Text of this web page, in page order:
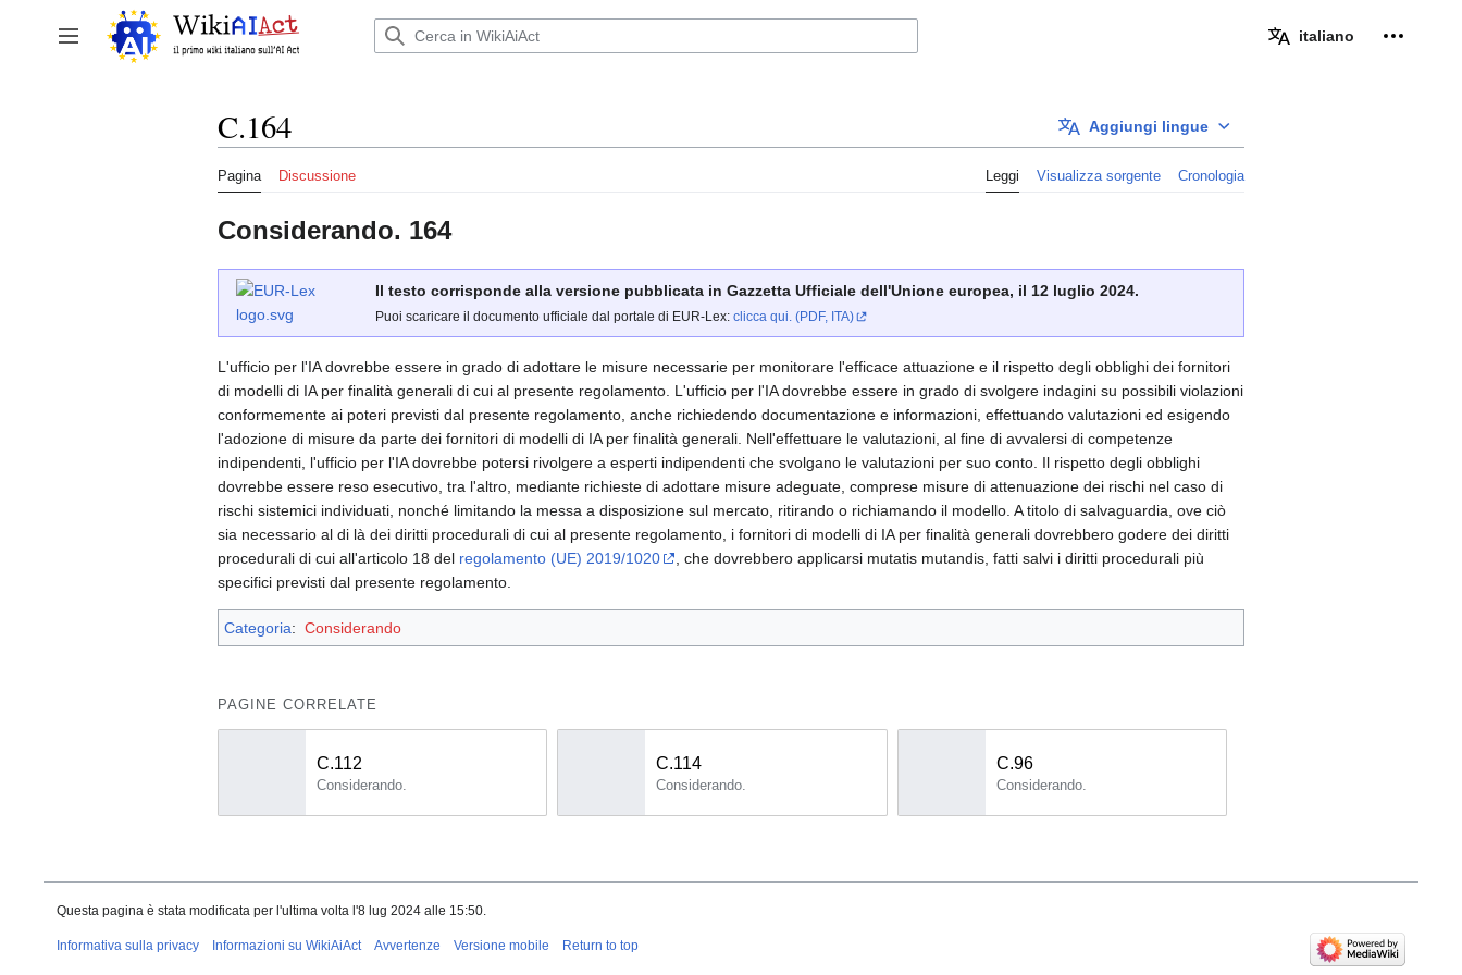
contenuto
Attiva/disattiva la barra laterale italiano
Aggiungi lingue
C.164
Pagina Discussione Leggi Visualizza sorgente Cronologia
Considerando. 164
Il testo corrisponde alla versione pubblicata in Gazzetta Ufficiale dell'Unione europea, il 12 luglio 2024.
Puoi scaricare il documento ufficiale dal portale di EUR-Lex: clicca qui. (PDF, ITA)
L'ufficio per l'IA dovrebbe essere in grado di adottare le misure necessarie per monitorare l'efficace attuazione e il rispetto degli obblighi dei fornitori
di modelli di IA per finalità generali di cui al presente regolamento. L'ufficio per l'IA dovrebbe essere in grado di svolgere indagini su possibili violazioni
conformemente ai poteri previsti dal presente regolamento, anche richiedendo documentazione e informazioni, effettuando valutazioni ed esigendo
l'adozione di misure da parte dei fornitori di modelli di IA per finalità generali. Nell'effettuare le valutazioni, al fine di avvalersi di competenze
indipendenti, l'ufficio per l'IA dovrebbe potersi rivolgere a esperti indipendenti che svolgano le valutazioni per suo conto. Il rispetto degli obblighi
dovrebbe essere reso esecutivo, tra l'altro, mediante richieste di adottare misure adeguate, comprese misure di attenuazione dei rischi nel caso di
rischi sistemici individuati, nonché limitando la messa a disposizione sul mercato, ritirando o richiamando il modello. A titolo di salvaguardia, ove ciò
sia necessario al di là dei diritti procedurali di cui al presente regolamento, i fornitori di modelli di IA per finalità generali dovrebbero godere dei diritti
procedurali di cui all'articolo 18 del regolamento (UE) 2019/1020
, che dovrebbero applicarsi mutatis mutandis, fatti salvi i diritti procedurali più
specifici previsti dal presente regolamento.
Categoria: Considerando
PAGINE CORRELATE
C.112
Considerando.
C.114
Considerando.
C.96
Considerando.
Questa pagina è stata modificata per l'ultima volta l'8 lug 2024 alle 15:50.
Informativa sulla privacy Informazioni su WikiAiAct Avvertenze Versione mobile Return to top